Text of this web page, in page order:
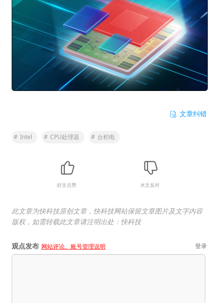
文章纠错
# Intel # CPU处理器 # 台积电
好文点赞 水文反对
此文章为快科技原创文章，快科技网站保留文章图片及文字内容
版权，如需转载此文章请注明出处：快科技
观点发布 网站评论、账号管理说明 登录